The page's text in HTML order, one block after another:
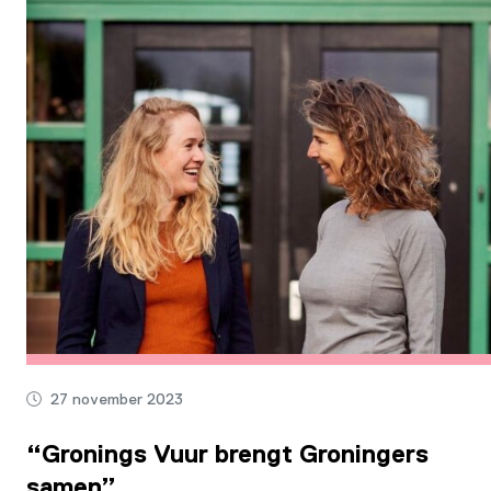
27 november 2023
“Gronings Vuur brengt Groningers